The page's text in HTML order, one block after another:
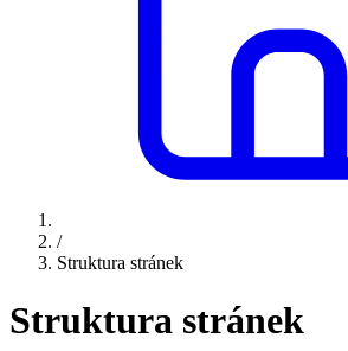
/
Struktura stránek
Struktura stránek